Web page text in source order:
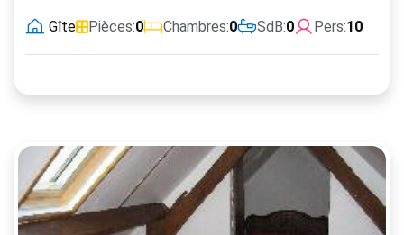
Gîte Pièces:0 Chambres:0 SdB:0 Pers:10